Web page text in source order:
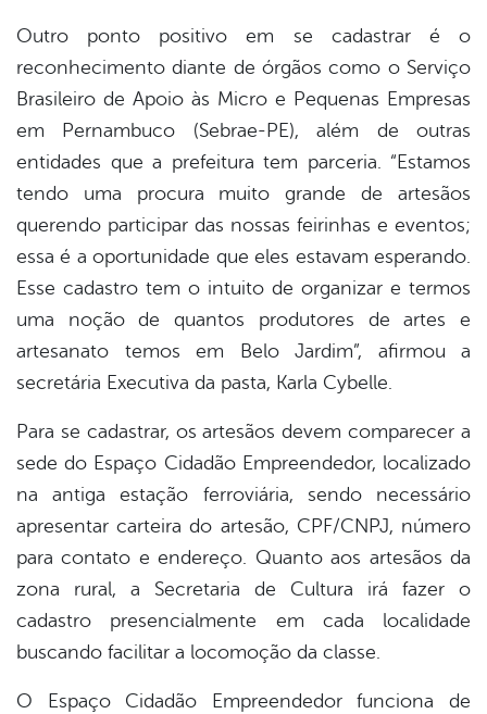
Outro ponto positivo em se cadastrar é o
reconhecimento diante de órgãos como o Serviço
Brasileiro de Apoio às Micro e Pequenas Empresas
em Pernambuco (Sebrae-PE), além de outras
entidades que a prefeitura tem parceria. “Estamos
tendo uma procura muito grande de artesãos
querendo participar das nossas feirinhas e eventos;
essa é a oportunidade que eles estavam esperando.
Esse cadastro tem o intuito de organizar e termos
uma noção de quantos produtores de artes e
artesanato temos em Belo Jardim”, afirmou a
secretária Executiva da pasta, Karla Cybelle.
Para se cadastrar, os artesãos devem comparecer a
sede do Espaço Cidadão Empreendedor, localizado
na antiga estação ferroviária, sendo necessário
apresentar carteira do artesão, CPF/CNPJ, número
para contato e endereço. Quanto aos artesãos da
zona rural, a Secretaria de Cultura irá fazer o
cadastro presencialmente em cada localidade
buscando facilitar a locomoção da classe.
O Espaço Cidadão Empreendedor funciona de